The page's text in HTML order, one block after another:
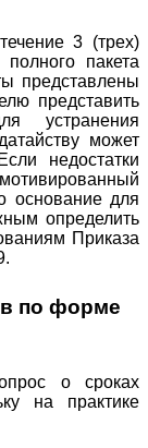
3 (трех)
пакета
представлены
представить
устранения
может
недостатки
основание для
определить
Приказа
по форме
о сроках
на практике